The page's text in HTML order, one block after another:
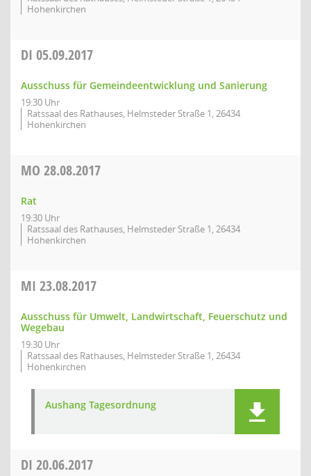
Hohenkirchen
DI 05.09.2017
Ausschuss für Gemeindeentwicklung und Sanierung
19:30 Uhr
Ratssaal des Rathauses, Helmsteder Straße 1, 26434
Hohenkirchen
MO 28.08.2017
Rat
19:30 Uhr
Ratssaal des Rathauses, Helmsteder Straße 1, 26434
Hohenkirchen
MI 23.08.2017
Ausschuss für Umwelt, Landwirtschaft, Feuerschutz und
Wegebau
19:30 Uhr
Ratssaal des Rathauses, Helmsteder Straße 1, 26434
Hohenkirchen
Aushang Tagesordnung
DI 20.06.2017